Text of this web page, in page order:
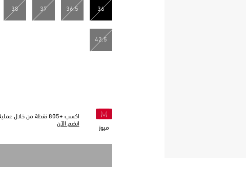
36
مختار
36.5
37
38
42.5
ميوز
اكسب +805 نقطة من خلال
انضم الآن